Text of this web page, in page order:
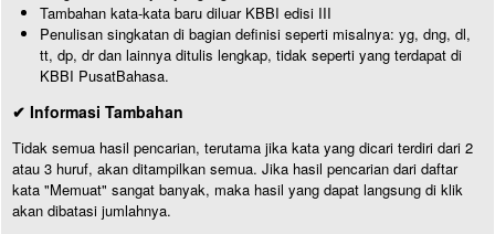
Tambahan kata-kata baru diluar KBBI edisi III
Penulisan singkatan di bagian definisi seperti misalnya: yg, dng, dl,
tt, dp, dr dan lainnya ditulis lengkap, tidak seperti yang terdapat di
KBBI PusatBahasa.
✔ Informasi Tambahan
Tidak semua hasil pencarian, terutama jika kata yang dicari terdiri dari 2
atau 3 huruf, akan ditampilkan semua. Jika hasil pencarian dari daftar
kata "Memuat" sangat banyak, maka hasil yang dapat langsung di klik
akan dibatasi jumlahnya.